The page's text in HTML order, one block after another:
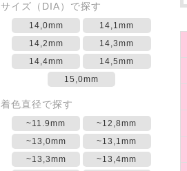
サイズ（DIA）で探す
14,0mm
14,1mm
14,2mm
14,3mm
14,4mm
14,5mm
15,0mm
着色直径で探す
~11.9mm
~12,8mm
~13,0mm
~13,1mm
~13,3mm
~13,4mm